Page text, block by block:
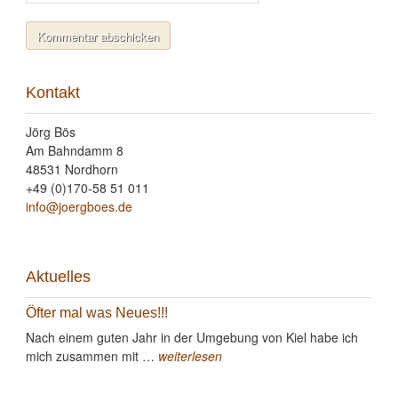
Kontakt
Jörg Bös
Am Bahndamm 8
48531 Nordhorn
+49 (0)170-58 51 011
info@joergboes.de
Aktuelles
Öfter mal was Neues!!!
Nach einem guten Jahr in der Umgebung von Kiel habe ich
mich zusammen mit … weiterlesen